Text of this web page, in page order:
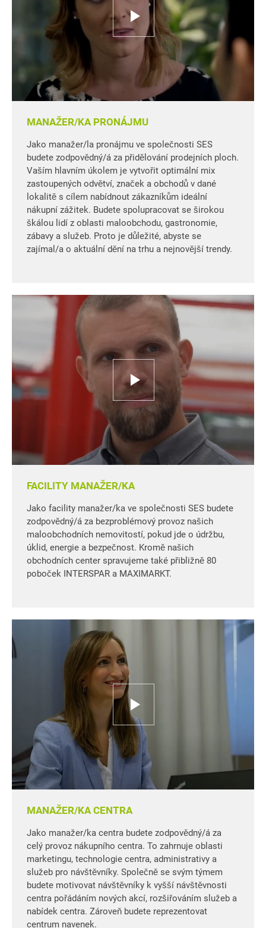
MANAŽER/KA PRONÁJMU
Jako manažer/la pronájmu ve společnosti SES
budete zodpovědný/á za přidělování prodejních ploch.
Vaším hlavním úkolem je vytvořit optimální mix
zastoupených odvětví, značek a obchodů v dané
lokalitě s cílem nabídnout zákazníkům ideální
nákupní zážitek. Budete spolupracovat se širokou
škálou lidí z oblasti maloobchodu, gastronomie,
zábavy a služeb. Proto je důležité, abyste se
zajímal/a o aktuální dění na trhu a nejnovější trendy.
FACILITY MANAŽER/KA
Jako facility manažer/ka ve společnosti SES budete
zodpovědný/á za bezproblémový provoz našich
maloobchodních nemovitostí, pokud jde o údržbu,
úklid, energie a bezpečnost. Kromě našich
obchodních center spravujeme také přibližně 80
poboček INTERSPAR a MAXIMARKT.
MANAŽER/KA CENTRA
Jako manažer/ka centra budete zodpovědný/á za
celý provoz nákupního centra. To zahrnuje oblasti
marketingu, technologie centra, administrativy a
služeb pro návštěvníky. Společně se svým týmem
budete motivovat návštěvníky k vyšší návštěvnosti
centra pořádáním nových akcí, rozšiřováním služeb a
nabídek centra. Zároveň budete reprezentovat
centrum navenek.